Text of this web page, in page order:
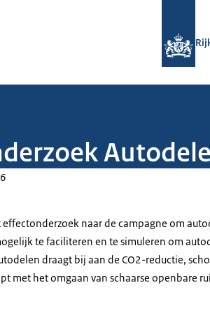
effectonderzoek naar de campagne om
te faciliteren en te simuleren om
draagt bij aan de CO2-reductie,
met het omgaan van schaarse openbare